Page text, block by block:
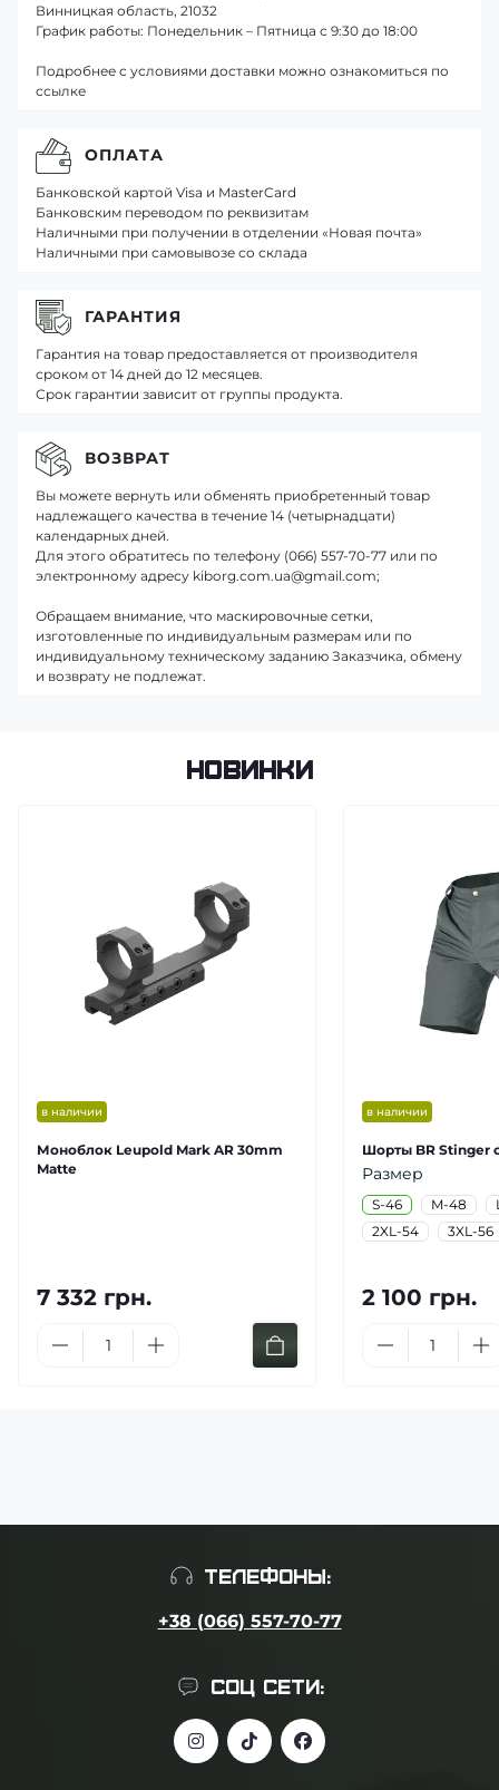
Винницкая область, 21032
График работы: Понедельник – Пятница с 9:30 до 18:00
Подробнее с условиями доставки можно ознакомиться по
ссылке
ОПЛАТА
Банковской картой Visa и MasterCard
Банковским переводом по реквизитам
Наличными при получении в отделении «Новая почта»
Наличными при самовывозе со склада
ГАРАНТИЯ
Гарантия на товар предоставляется от производителя
сроком от 14 дней до 12 месяцев.
Срок гарантии зависит от группы продукта.
ВОЗВРАТ
Вы можете вернуть или обменять приобретенный товар
надлежащего качества в течение 14 (четырнадцати)
календарных дней.
Для этого обратитесь по телефону (066) 557-70-77 или по
электронному адресу kiborg.com.ua@gmail.com;
Обращаем внимание, что маскировочные сетки,
изготовленные по индивидуальным размерам или по
индивидуальному техническому заданию Заказчика, обмену
и возврату не подлежат.
Новинки
в наличии
Моноблок Leupold Mark AR 30mm
Matte
7 332 грн.
в наличии
Шорты BR Stinger
Размер
S-46 M-48
2XL-54
3XL-56
2 100 грн.
ТЕЛЕФОНЫ:
+38 (066) 557-70-77
СОЦ СЕТИ: